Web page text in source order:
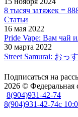
8 тысяч затяжек =
Статьи
16 мая 2022
Pride Vape: Вам чай
30 марта 2022
Street Samurai: おっす
Подписаться на
2026 © Федеральная
8(904)931-42-74
8(904)931-42-74с